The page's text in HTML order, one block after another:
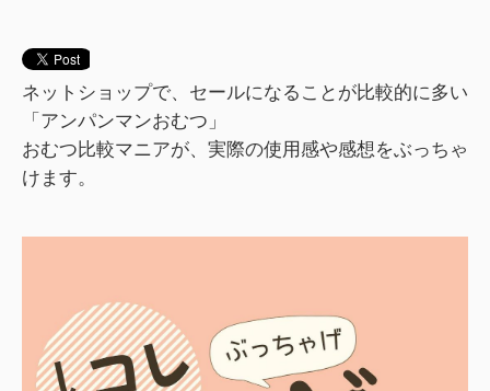
ネットショップで、セールになることが比較的に多い
「アンパンマンおむつ」
おむつ比較マニアが、実際の使用感や感想をぶっちゃ
けます。